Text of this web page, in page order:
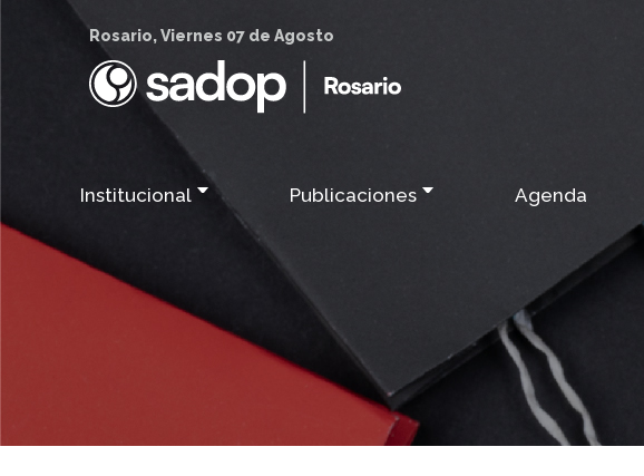
Rosario, Viernes 07 de Agosto
Institucional Publicaciones Agenda